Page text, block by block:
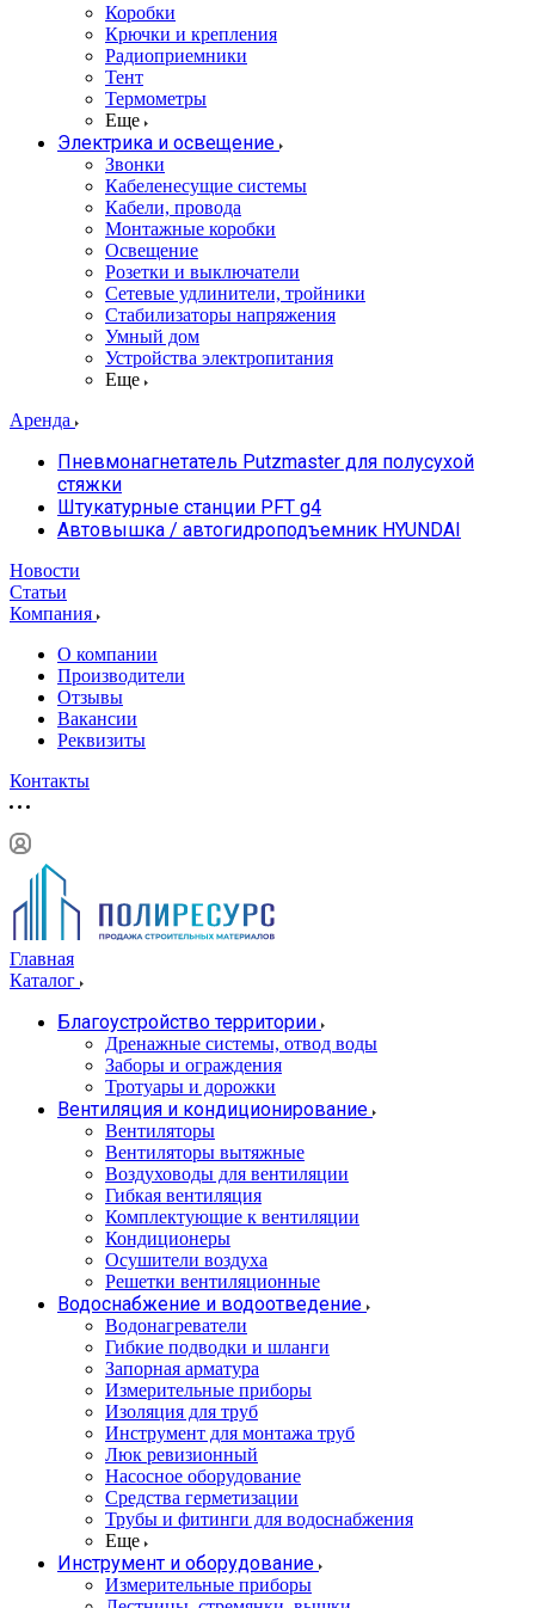
Коробки
Крючки и крепления
Радиоприемники
Тент
Термометры
Еще
Электрика и освещение
Звонки
Кабеленесущие системы
Кабели, провода
Монтажные коробки
Освещение
Розетки и выключатели
Сетевые удлинители, тройники
Стабилизаторы напряжения
Умный дом
Устройства электропитания
Еще
Аренда
Пневмонагнетатель Putzmaster для полусухой
стяжки
Штукатурные станции PFT g4
Автовышка / автогидроподъемник HYUNDAI
Новости
Статьи
Компания
О компании
Производители
Отзывы
Вакансии
Реквизиты
Контакты
Главная
Каталог
Благоустройство территории
Дренажные системы, отвод воды
Заборы и ограждения
Тротуары и дорожки
Вентиляция и кондиционирование
Вентиляторы
Вентиляторы вытяжные
Воздуховоды для вентиляции
Гибкая вентиляция
Комплектующие к вентиляции
Кондиционеры
Осушители воздуха
Решетки вентиляционные
Водоснабжение и водоотведение
Водонагреватели
Гибкие подводки и шланги
Запорная арматура
Измерительные приборы
Изоляция для труб
Инструмент для монтажа труб
Люк ревизионный
Насосное оборудование
Средства герметизации
Трубы и фитинги для водоснабжения
Еще
Инструмент и оборудование
Измерительные приборы